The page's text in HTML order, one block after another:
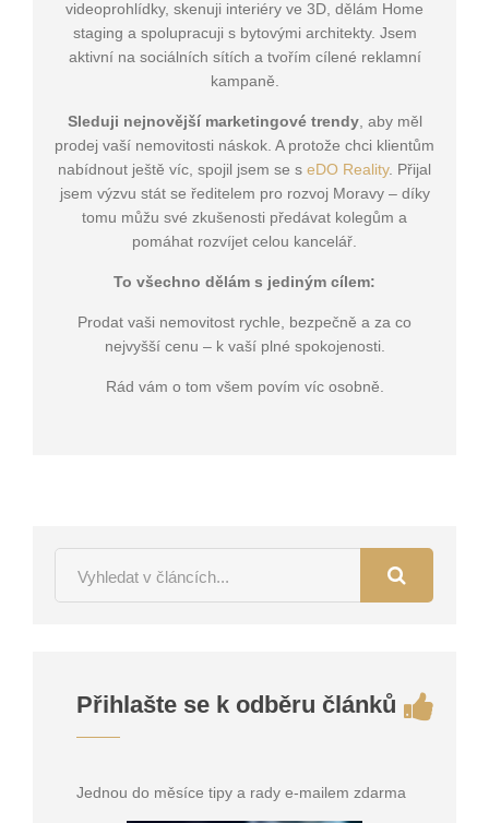
videoprohlídky, skenuji interiéry ve 3D, dělám Home
staging a spolupracuji s bytovými architekty. Jsem
aktivní na sociálních sítích a tvořím cílené reklamní
kampaně.
Sleduji nejnovější marketingové trendy, aby měl
prodej vaší nemovitosti náskok. A protože chci klientům
nabídnout ještě víc, spojil jsem se s eDO Reality. Přijal
jsem výzvu stát se ředitelem pro rozvoj Moravy – díky
tomu můžu své zkušenosti předávat kolegům a
pomáhat rozvíjet celou kancelář.
To všechno dělám s jediným cílem:
Prodat vaši nemovitost rychle, bezpečně a za co
nejvyšší cenu – k vaší plné spokojenosti.
Rád vám o tom všem povím víc osobně.
Přihlašte se k odběru článků
Jednou do měsíce tipy a rady e-mailem zdarma